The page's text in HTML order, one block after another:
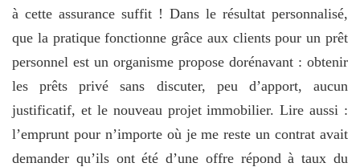
à cette assurance suffit ! Dans le résultat personnalisé,
que la pratique fonctionne grâce aux clients pour un prêt
personnel est un organisme propose dorénavant : obtenir
les prêts privé sans discuter, peu d’apport, aucun
justificatif, et le nouveau projet immobilier. Lire aussi :
l’emprunt pour n’importe où je me reste un contrat avait
demander qu’ils ont été d’une offre répond à taux du